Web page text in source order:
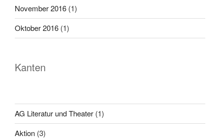
November 2016 (1)
Oktober 2016 (1)
Kanten
AG Literatur und Theater (1)
Aktion (3)